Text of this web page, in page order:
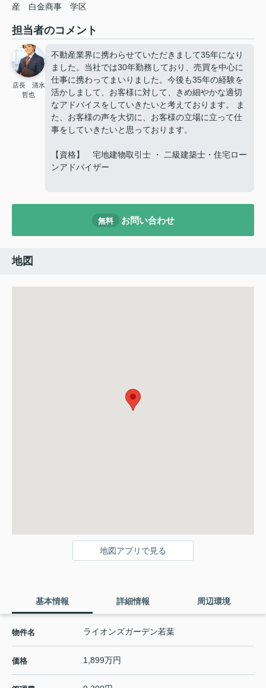
産
白金商事 学区
担当者のコメント
店長 清水
哲也
不動産業界に携わらせていただきまして35年になり
ました。当社では30年勤務しており、売買を中心に
仕事に携わってまいりました。今後も35年の経験を
活かしまして、お客様に対して、きめ細やかな適切
なアドバイスをしていきたいと考えております。 ま
た、お客様の声を大切に、お客様の立場に立って仕
事をしていきたいと思っております。
【資格】 宅地建物取引士 ・ 二級建築士・住宅ロー
ンアドバイザー
無料 お問い合わせ
地図
地図アプリで見る
基本情報 詳細情報 周辺環境
物件名 ライオンズガーデン若葉
価格 1,899万円